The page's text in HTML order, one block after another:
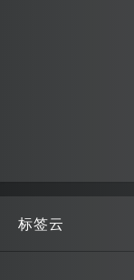
标签云